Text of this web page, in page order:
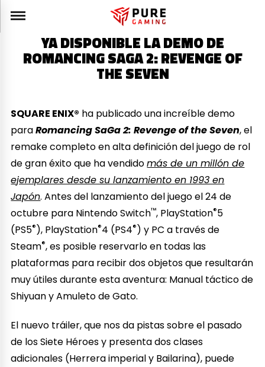
YA DISPONIBLE LA DEMO DE
ROMANCING SAGA 2: REVENGE OF
THE SEVEN
SQUARE ENIX® ha publicado una increíble demo
paraRomancing SaGa 2: Revenge of the Seven, el
remake completo en alta definición del juego de rol
de gran éxito que ha vendidomás de un millón de
ejemplares desde su lanzamiento en 1993 en
Japón. Antes del lanzamiento del juego el 24 de
octubre para Nintendo Switch™, PlayStation®5
(PS5®), PlayStation®4 (PS4®) y PC a través de
Steam®, es posible reservarlo en todas las
plataformas para recibir dos objetos que resultarán
muy útiles durante esta aventura: Manual táctico de
Shiyuan y Amuleto de Gato.
El nuevo tráiler, que nos da pistas sobre el pasado
de los Siete Héroes y presenta dos clases
adicionales (Herrera imperial y Bailarina), puede